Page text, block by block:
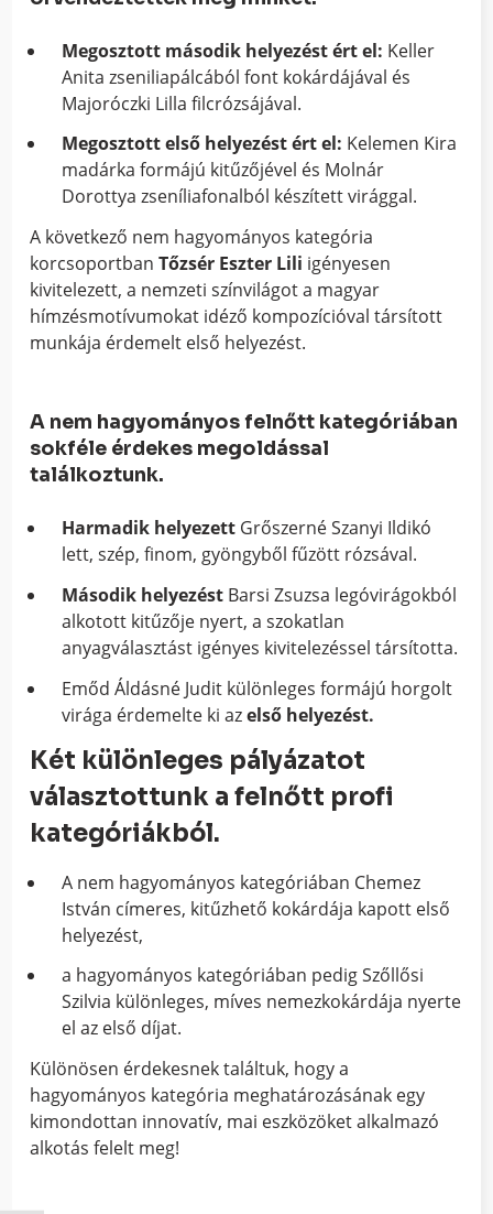
Megosztott második helyezést ért el: Keller
Anita zseniliapálcából font kokárdájával és
Majoróczki Lilla filcrózsájával.
Megosztott első helyezést ért el: Kelemen Kira
madárka formájú kitűzőjével és Molnár
Dorottya zseníliafonalból készített virággal.
A következő nem hagyományos kategória
korcsoportbanTőzsér Eszter Lili igényesen
kivitelezett, a nemzeti színvilágot a magyar
hímzésmotívumokat idéző kompozícióval társított
munkája érdemelt első helyezést.
A nem hagyományos felnőtt kategóriában
sokféle érdekes megoldással
találkoztunk.
Harmadik helyezett Grőszerné Szanyi Ildikó
lett, szép, finom, gyöngyből fűzött rózsával.
Második helyezést Barsi Zsuzsa legóvirágokból
alkotott kitűzője nyert, a szokatlan
anyagválasztást igényes kivitelezéssel társította.
Emőd Áldásné Judit különleges formájú horgolt
virága érdemelte ki azelső helyezést.
Két különleges pályázatot
választottunk a felnőtt profi
kategóriákból.
A nem hagyományos kategóriában Chemez
István címeres, kitűzhető kokárdája kapott első
helyezést,
a hagyományos kategóriában pedig Szőllősi
Szilvia különleges, míves nemezkokárdája nyerte
el az első díjat.
Különösen érdekesnek találtuk, hogy a
hagyományos kategória meghatározásának egy
kimondottan innovatív, mai eszközöket alkalmazó
alkotás felelt meg!